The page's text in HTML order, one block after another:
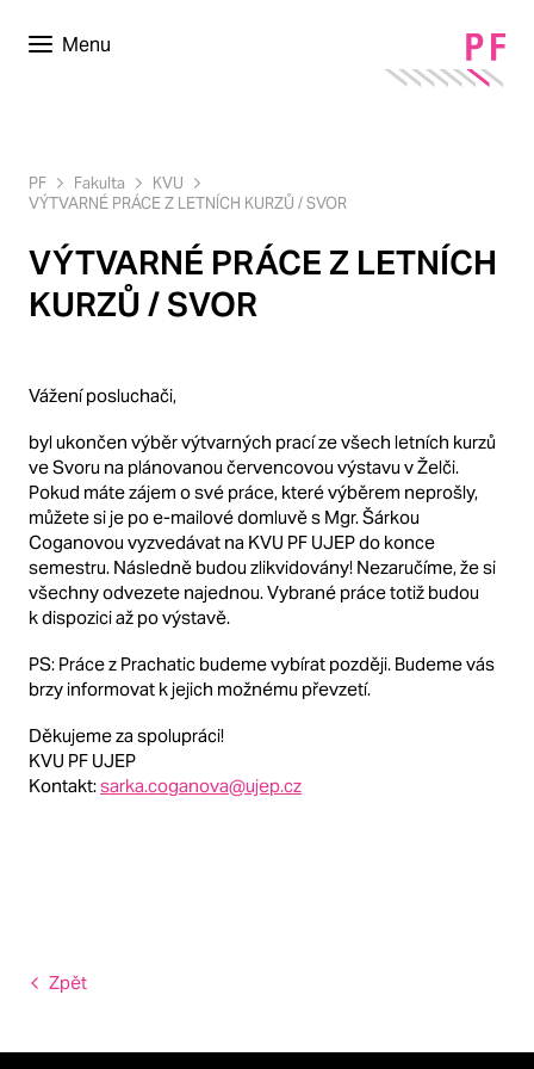
Menu
PF Fakulta
KVU
VÝTVARNÉ PRÁCE Z LETNÍCH KURZŮ / SVOR
VÝTVARNÉ PRÁCE Z LETNÍCH
KURZŮ / SVOR
Vážení posluchači,
byl ukončen výběr výtvarných prací ze všech letních kurzů
ve Svoru na plánovanou červencovou výstavu v Želči.
Pokud máte zájem o své práce, které výběrem neprošly,
můžete si je po e-mailové domluvě s Mgr. Šárkou
Coganovou vyzvedávat na KVU PF UJEP do konce
semestru. Následně budou zlikvidovány! Nezaručíme, že si
všechny odvezete najednou. Vybrané práce totiž budou
k dispozici až po výstavě.
PS: Práce z Prachatic budeme vybírat později. Budeme vás
brzy informovat k jejich možnému převzetí.
Děkujeme za spolupráci!
KVU PF UJEP
Kontakt:sarka.coganova@ujep.cz
Zpět